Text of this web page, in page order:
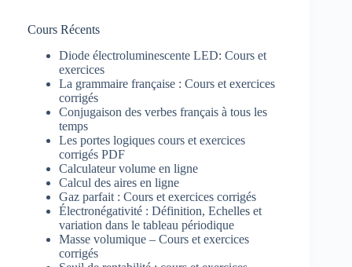
Cours Récents
Diode électroluminescente LED: Cours et
exercices
La grammaire française : Cours et exercices
corrigés
Conjugaison des verbes français à tous les
temps
Les portes logiques cours et exercices
corrigés PDF
Calculateur volume en ligne
Calcul des aires en ligne
Gaz parfait : Cours et exercices corrigés
Électronégativité : Définition, Echelles et
variation dans le tableau périodique
Masse volumique – Cours et exercices
corrigés